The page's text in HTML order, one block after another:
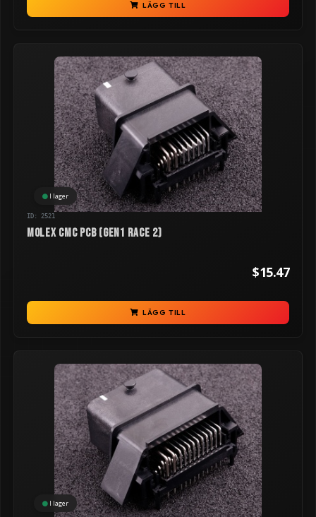
LÄGG TILL
I lager
ID: 2521
Molex CMC PCB (GEN1 RACE 2)
$15.47
LÄGG TILL
I lager